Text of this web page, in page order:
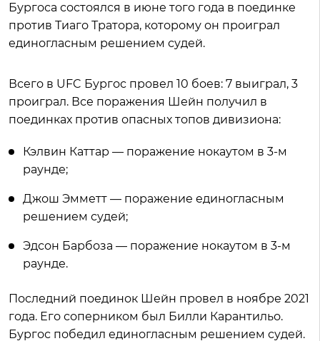
Бургоса состоялся в июне того года в поединке
против Тиаго Тратора, которому он проиграл
единогласным решением судей.
Всего в UFC Бургос провел 10 боев: 7 выиграл, 3
проиграл. Все поражения Шейн получил в
поединках против опасных топов дивизиона:
Кэлвин Каттар — поражение нокаутом в 3-м
раунде;
Джош Эмметт — поражение единогласным
решением судей;
Эдсон Барбоза — поражение нокаутом в 3-м
раунде.
Последний поединок Шейн провел в ноябре 2021
года. Его соперником был Билли Карантильо.
Бургос победил единогласным решением судей.